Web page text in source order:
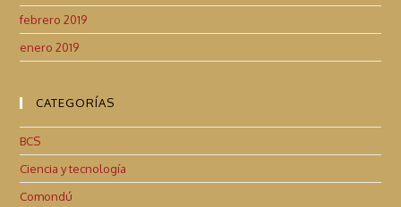
febrero 2019
enero 2019
CATEGORÍAS
BCS
Ciencia y tecnología
Comondú